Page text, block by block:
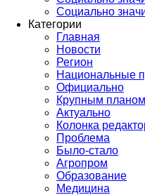
Социально
Категории
Главная
Новости
Регион
Национальные
Официально
Крупным планом
Актуально
Колонка
Проблема
Было-стало
Агропром
Образование
Медицина